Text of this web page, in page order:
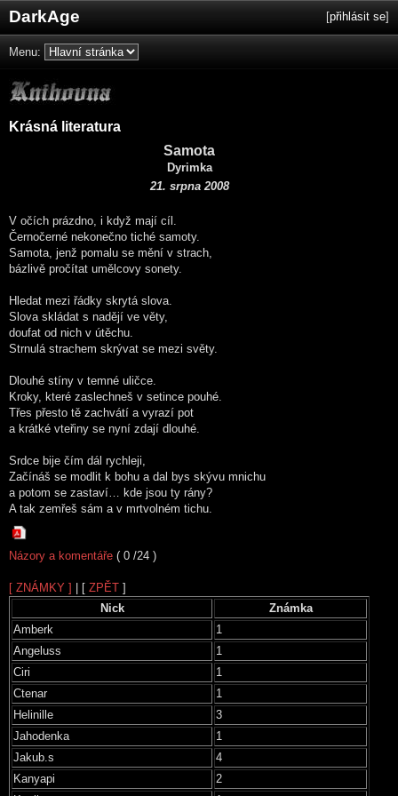
DarkAge [přihlásit se]
Menu:
Krásná literatura
Samota
Dyrimka
21. srpna 2008
V očích prázdno, i když mají cíl.
Černočerné nekonečno tiché samoty.
Samota, jenž pomalu se mění v strach,
bázlivě pročítat umělcovy sonety.
Hledat mezi řádky skrytá slova.
Slova skládat s nadějí ve věty,
doufat od nich v útěchu.
Strnulá strachem skrývat se mezi světy.
Dlouhé stíny v temné uličce.
Kroky, které zaslechneš v setince pouhé.
Třes přesto tě zachvátí a vyrazí pot
a krátké vteřiny se nyní zdají dlouhé.
Srdce bije čím dál rychleji,
Začínáš se modlit k bohu a dal bys skývu mnichu
a potom se zastaví… kde jsou ty rány?
A tak zemřeš sám a v mrtvolném tichu.
Názory a komentáře ( 0 /24 )
[ ZNÁMKY ] | [ ZPĚT ]
Nick
Známka
Amberk
1
Angeluss
1
Ciri
1
Ctenar
1
Helinille
3
Jahodenka
1
Jakub.s
4
Kanyapi
2